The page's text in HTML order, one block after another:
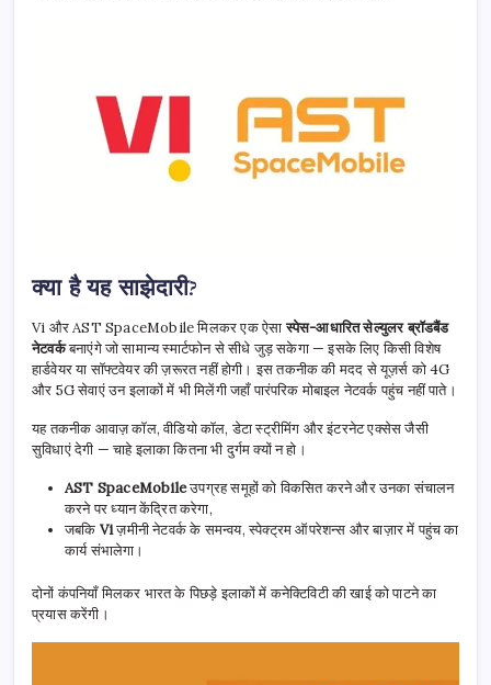
क्या है यह साझेदारी?
Vi और AST SpaceMobile मिलकर एक ऐसास्पेस-आधारित सेल्युलर ब्रॉडबैंड
नेटवर्कबनाएंगे जो सामान्य स्मार्टफोन से सीधे जुड़ सकेगा — इसके लिए किसी विशेष
हार्डवेयर या सॉफ्टवेयर की ज़रूरत नहीं होगी। इस तकनीक की मदद से यूज़र्स को 4G
और 5G सेवाएं उन इलाकों में भी मिलेंगी जहाँ पारंपरिक मोबाइल नेटवर्क पहुंच नहीं पाते।
यह तकनीक आवाज़ कॉल, वीडियो कॉल, डेटा स्ट्रीमिंग और इंटरनेट एक्सेस जैसी
सुविधाएं देगी — चाहे इलाका कितना भी दुर्गम क्यों न हो।
AST SpaceMobileउपग्रह समूहों को विकसित करने और उनका संचालन
करने पर ध्यान केंद्रित करेगा,
जबकि Viज़मीनी नेटवर्क के समन्वय, स्पेक्ट्रम ऑपरेशन्स और बाज़ार में पहुंच का
कार्य संभालेगा।
दोनों कंपनियाँ मिलकर भारत के पिछड़े इलाकों में कनेक्टिविटी की खाई को पाटने का
प्रयास करेंगी।